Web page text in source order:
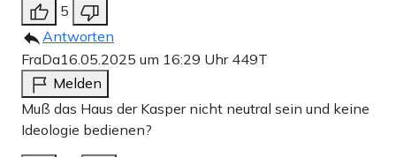
5
Antworten
FraDa16.05.2025 um 16:29 Uhr 449T
Melden
Muß das Haus der Kasper nicht neutral sein und keine
Ideologie bedienen?